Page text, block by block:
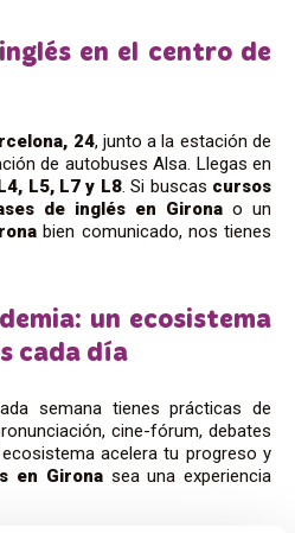
en el centro de
24, junto a la estación de
de autobuses Alsa. Llegas en
L5, L7 y L8. Si buscas cursos
de inglés en Girona o un
bien comunicado, nos tienes
un ecosistema
cada día
semana tienes prácticas de
cine-fórum, debates
acelera tu progreso y
en Gironasea una experiencia